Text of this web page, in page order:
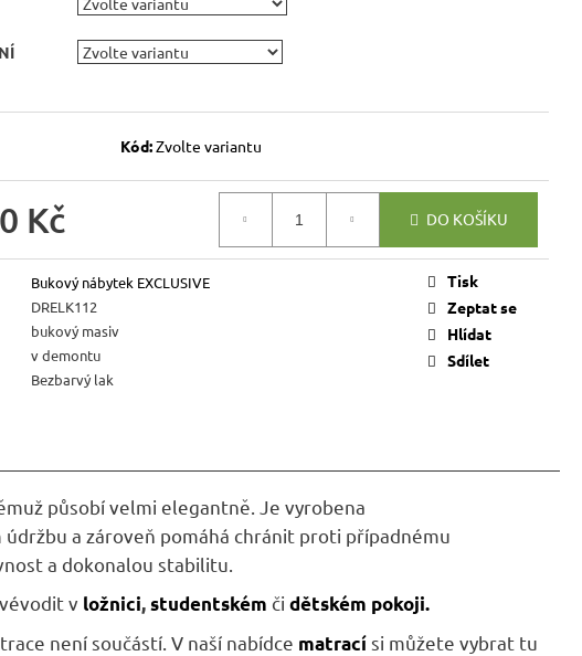
Kód:Zvolte variantu
Kč DO KOŠÍKU
Bukový nábytek EXCLUSIVE
DRELK112
bukový masiv
v demontu
Bezbarvý lak
Tisk
Zeptat se
Hlídat
Sdílet
působí velmi elegantně. Je vyrobena
a zároveň pomáhá chránit proti případnému
a dokonalou stabilitu.
v ložnici,studentském či dětském pokoji.
není součástí. V naší nabídce matrací si můžete vybrat tu
LAVICE SWEET HOME